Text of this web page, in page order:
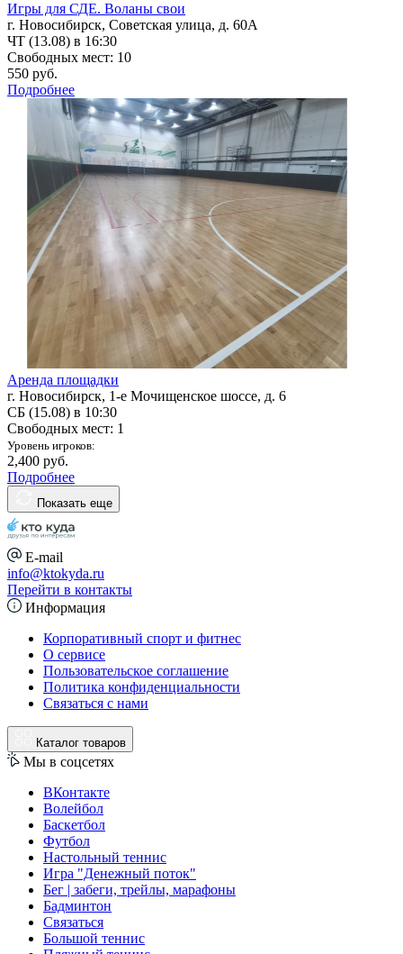
Игры для СДЕ. Воланы свои
г. Новосибирск, Советская улица, д. 60А
ЧТ (13.08) в 16:30
Свободных мест: 10
550 руб.
Подробнее
Аренда площадки
г. Новосибирск, 1-е Мочищенское шоссе, д. 6
СБ (15.08) в 10:30
Свободных мест: 1
Уровень игроков:
2,400 руб.
Подробнее
Показать еще
E-mail
info@ktokyda.ru
Перейти в контакты
Информация
Корпоративный спорт и фитнес
О сервисе
Пользовательское соглашение
Политика конфиденциальности
Связаться с нами
Каталог товаров
Мы в соцсетях
ВКонтакте
Волейбол
Баскетбол
Футбол
Настольный теннис
Игра "Денежный поток"
Бег | забеги, трейлы, марафоны
Бадминтон
Связаться
Большой теннис